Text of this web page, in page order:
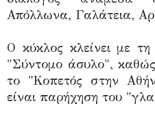
Απόλλωνα, Γαλάτεια,
Ο κύκλος κλείνει με τη
"Σύντομο άσυλο",
το "Κοπετός στην
είναι παρήχηση του